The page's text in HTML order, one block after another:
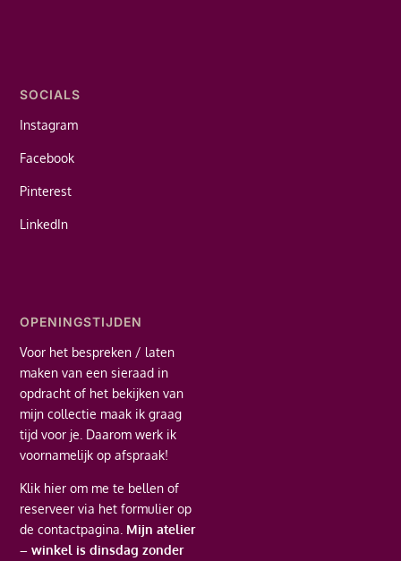
SOCIALS
Instagram
Facebook
Pinterest
LinkedIn
OPENINGSTIJDEN
Voor het bespreken / laten
maken van een sieraad in
opdracht of het bekijken van
mijn collectie maak ik graag
tijd voor je. Daarom werk ik
voornamelijk op afspraak!
Klik hier om me te bellen of
reserveer via het formulier op
de contactpagina. Mijn atelier
– winkel is dinsdag zonder